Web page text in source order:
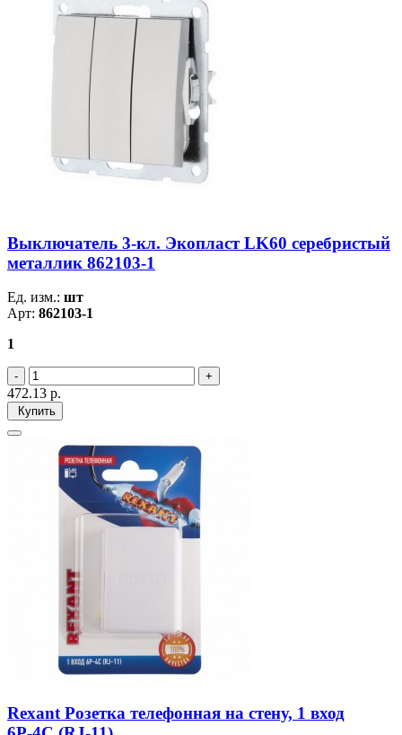
Выключатель 3-кл. Экопласт LK60 серебристый
металлик 862103-1
Ед. изм.: шт
Арт: 862103-1
1
472.13 р.
Купить
Rexant Розетка телефонная на стену, 1 вход